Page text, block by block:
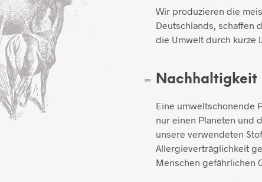
Wir produzieren die
Deutschlands, schaffen
die Umwelt durch kurze
Nachhaltigkeit
Eine umweltschonende
nur einen Planeten und
unsere verwendeten
Allergieverträglichkeit
Menschen gefährlichen